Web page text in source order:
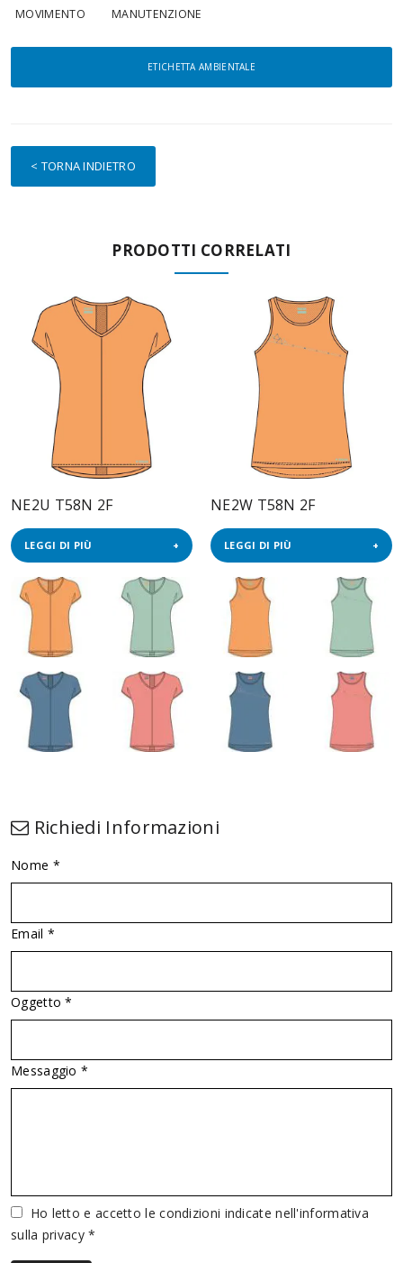
MOVIMENTO MANUTENZIONE
ETICHETTA AMBIENTALE
< TORNA INDIETRO
PRODOTTI CORRELATI
NE2U T58N 2F
LEGGI DI PIÙ
NE2W T58N 2F
LEGGI DI PIÙ
Richiedi Informazioni
Nome *
Email *
Oggetto *
Messaggio *
VuotoHo letto e accetto le condizioni indicate nell'informativa
sulla privacy *